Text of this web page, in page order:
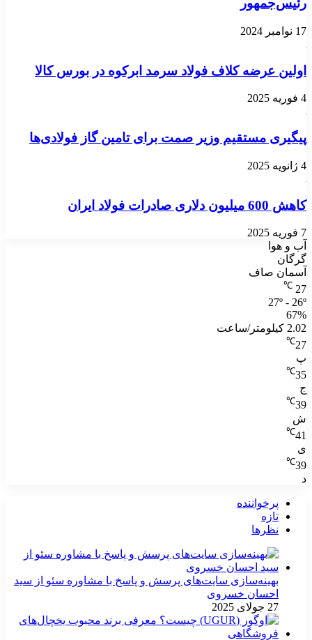
رئیس‌جمهور
17 نوامبر 2024
اولین عرضه کلاف فولاد سرمد ابرکوه در بورس کالا
4 فوریه 2025
پیگیری مستقیم وزیر صمت برای تامین گاز فولادی‌ها
4 ژانویه 2025
کاهش 600 میلیون دلاری صادرات فولاد ایران
7 فوریه 2025
آب و هوا
گرگان
آسمان صاف
27
℃
27º - 26º
67%
2.02 کیلومتر/ساعت
27
℃
پ
35
℃
ج
39
℃
ش
41
℃
ی
39
℃
د
پرخواننده
تازه
نظرها
بهینه‌سازی سایت‌های پرسش و پاسخ با مشاوره سئو از سید
احسان خسروی
27 جولای 2025